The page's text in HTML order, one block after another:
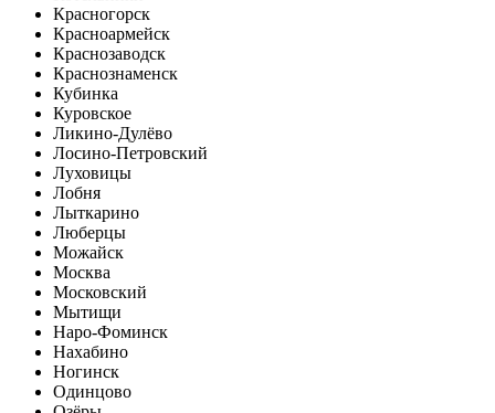
Красногорск
Красноармейск
Краснозаводск
Краснознаменск
Кубинка
Куровское
Ликино-Дулёво
Лосино-Петровский
Луховицы
Лобня
Лыткарино
Люберцы
Можайск
Москва
Московский
Мытищи
Наро-Фоминск
Нахабино
Ногинск
Одинцово